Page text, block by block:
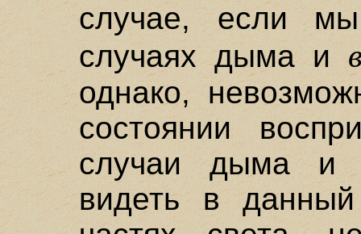
случае, если
случаях дыма и
однако,
состоянии
случаи дыма и
видеть в